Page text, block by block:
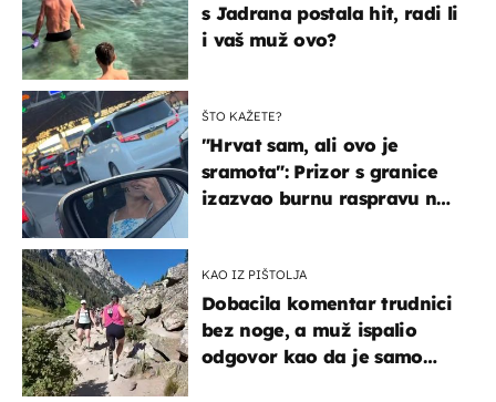
s Jadrana postala hit, radi li
i vaš muž ovo?
ŠTO KAŽETE?
"Hrvat sam, ali ovo je
sramota": Prizor s granice
izazvao burnu raspravu na
KAO IZ PIŠTOLJA
Dobacila komentar trudnici
bez noge, a muž ispalio
odgovor kao da je samo